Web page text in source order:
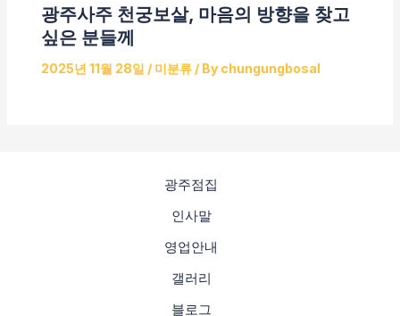
광주사주 천궁보살, 마음의 방향을 찾고
싶은 분들께
2025년 11월 28일 / 미분류/ By chungungbosal
광주점집
인사말
영업안내
갤러리
블로그